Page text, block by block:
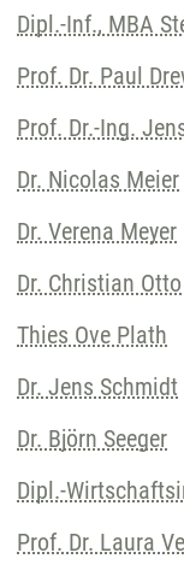
Dipl.-Inf., MBA
Prof. Dr. Paul
Prof. Dr.-Ing.
Dr. Nicolas Meier
Dr. Verena Meyer
Dr. Christian Otto
Thies Ove Plath
Dr. Jens Schmidt
Dr. Björn Seeger
Dipl.-
Prof. Dr. Laura